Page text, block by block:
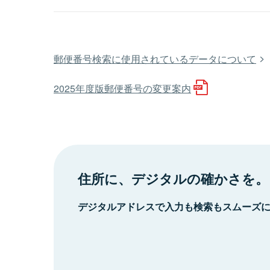
郵便番号検索に使用されているデータについて
2025年度版郵便番号の変更案内
住所に、デジタルの確かさを。
デジタルアドレスで入力も検索もスムーズ